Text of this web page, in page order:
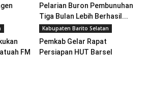
Pelarian Buron Pembunuhan
Tiga Bulan Lebih Berhasil...
FM
Kabupaten Barito Selatan
Pemkab Gelar Rapat
Persiapan HUT Barsel